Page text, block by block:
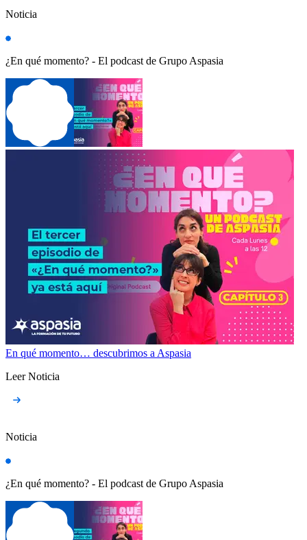
Noticia
¿En qué momento? - El podcast de Grupo Aspasia
En qué momento… descubrimos a Aspasia
Leer Noticia
Noticia
¿En qué momento? - El podcast de Grupo Aspasia